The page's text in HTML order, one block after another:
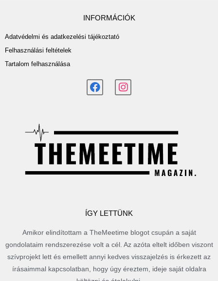
INFORMÁCIÓK
Adatvédelmi és adatkezelési tájékoztató
Felhasználási feltételek
Tartalom felhasználása
ÍGY LETTÜNK
Amikor elindítottam a TheMeetime blogot csupán a saját
gondolataim rendszerezése volt a cél. Az azóta eltelt időben viszont
szívprojekt lett és emellett annyi kedves visszajelzés is érkezett az
írásaimmal kapcsolatban, hogy úgy éreztem, ideje saját oldalra